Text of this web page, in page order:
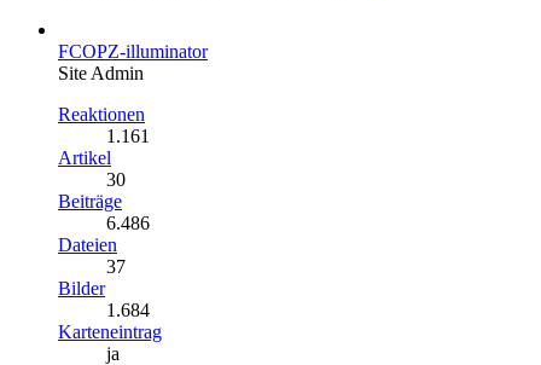
FCOPZ-illuminator
Site Admin
Reaktionen
1.161
Artikel
30
Beiträge
6.486
Dateien
37
Bilder
1.684
Karteneintrag
ja